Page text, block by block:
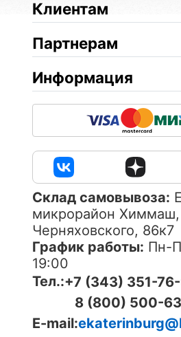
Клиентам
Партнерам
Информация
Cклад самовывоза:
микрорайон Химмаш,
Черняховского, 86к7
График работы: Пн-
19:00
Тел.:+7 (343) 351-
8 (800) 500-
E-mail: